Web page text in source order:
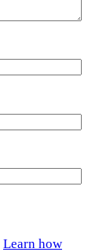
Learn how